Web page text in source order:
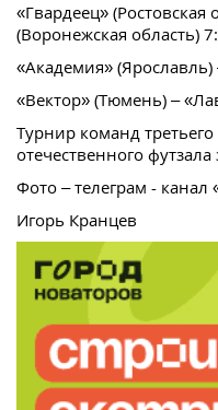
«Гвардеец» (Ростовская
(Воронежская область)
«Академия»
«Вектор» (Тюмень) –
Турнир команд
отечественного
Фото – телеграм -
Игорь Кранцев